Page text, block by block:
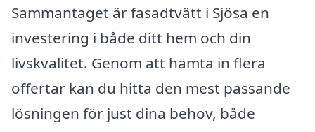
Sammantaget är fasadtvätt i Sjösa en
investering i både ditt hem och din
livskvalitet. Genom att hämta in flera
offertar kan du hitta den mest passande
lösningen för just dina behov, både